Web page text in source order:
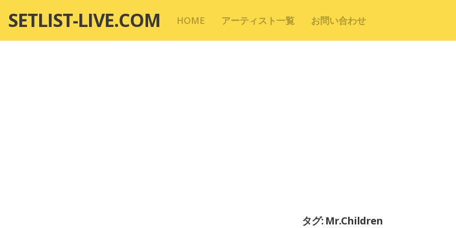
テ
SETLIST-LIVE.COM HOME アーティスト一覧 お問い合わせ
タグ: Mr.Children